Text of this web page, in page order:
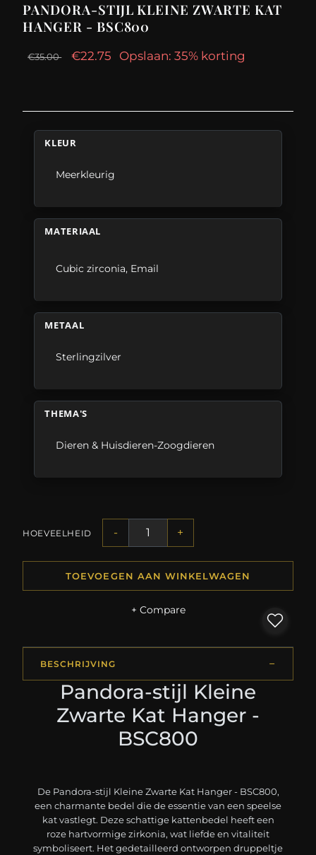
PANDORA-STIJL KLEINE ZWARTE KAT
HANGER - BSC800
€35.00 €22.75 Opslaan: 35% korting
KLEUR
Meerkleurig
MATERIAAL
Cubic zirconia, Email
METAAL
Sterlingzilver
THEMA'S
Dieren & Huisdieren-Zoogdieren
HOEVEELHEID - +
TOEVOEGEN AAN WINKELWAGEN
+ Compare
BESCHRIJVING
Pandora-stijl Kleine
Zwarte Kat Hanger -
BSC800
De Pandora-stijl Kleine Zwarte Kat Hanger - BSC800,
een charmante bedel die de essentie van een speelse
kat vastlegt. Deze schattige kattenbedel heeft een
roze hartvormige zirkonia, wat liefde en vitaliteit
symboliseert. Het gedetailleerd ontworpen druppeltje